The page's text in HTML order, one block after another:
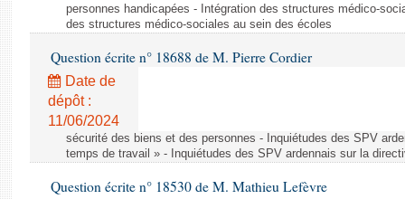
personnes handicapées - Intégration des structures médico-
des structures médico-sociales au sein des écoles
Question écrite n° 18688 de M. Pierre Cordier
Date de
dépôt :
11/06/2024
sécurité des biens et des personnes - Inquiétudes des SPV
temps de travail » - Inquiétudes des SPV ardennais sur la
Question écrite n° 18530 de M. Mathieu Lefèvre